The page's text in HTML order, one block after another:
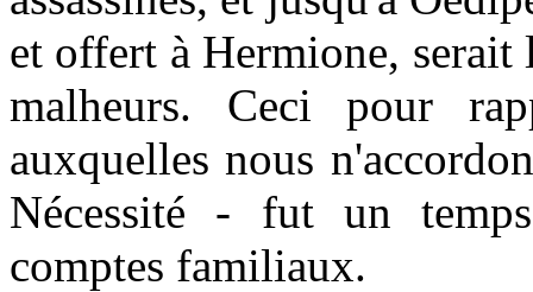
et offert à Hermione, serait
malheurs. Ceci pour
auxquelles nous
Nécessité - fut un
comptes familiaux.